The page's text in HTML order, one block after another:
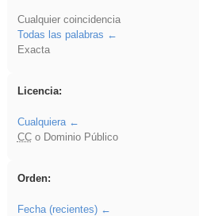
Cualquier coincidencia
Todas las palabras
Exacta
Licencia:
Cualquiera
CCo Dominio Público
Orden:
Fecha (recientes)